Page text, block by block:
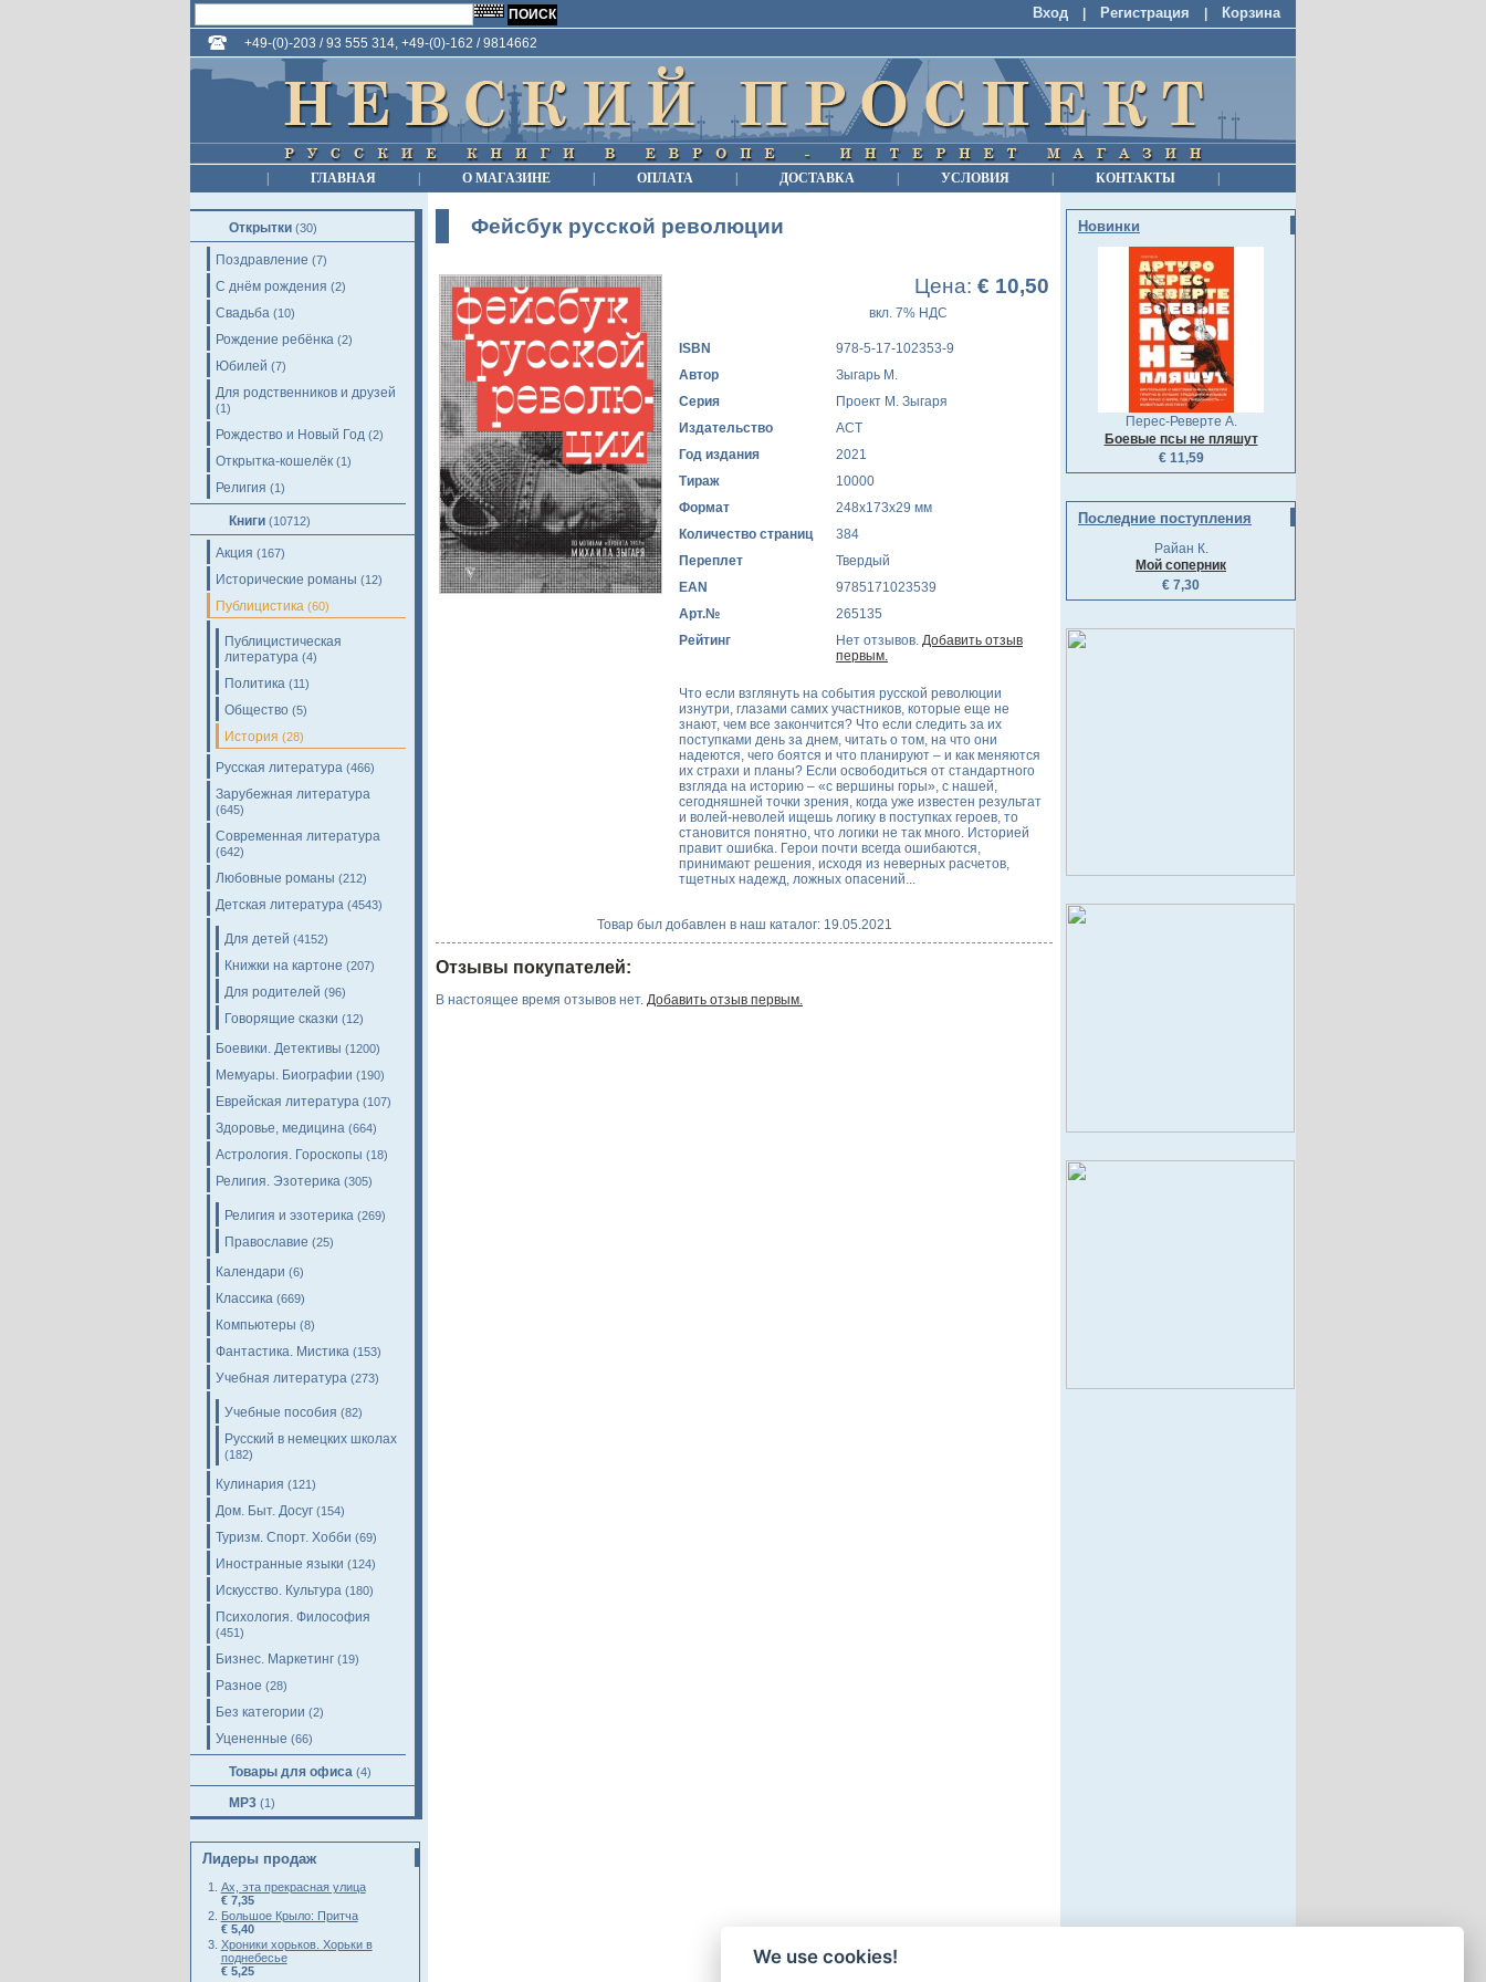
Вход Регистрация Корзина
+49-(0)-203 / 93 555 314, +49-(0)-162 / 9814662
ГЛАВНАЯ О МАГАЗИНЕ ОПЛАТА ДОСТАВКА УСЛОВИЯ КОНТАКТЫ
Открытки (30)
Поздравление (7)
С днём рождения (2)
Свадьба (10)
Рождение ребёнка (2)
Юбилей (7)
Для родственников и друзей
(1)
Рождество и Новый Год (2)
Открытка-кошелёк (1)
Религия (1)
Книги (10712)
Акция (167)
Исторические романы (12)
Публицистика (60)
Публицистическая
литература (4)
Политика (11)
Общество (5)
История (28)
Русская литература (466)
Зарубежная литература
(645)
Современная литература
(642)
Любовные романы (212)
Детская литература (4543)
Для детей (4152)
Книжки на картоне (207)
Для родителей (96)
Говорящие сказки (12)
Боевики. Детективы (1200)
Мемуары. Биографии (190)
Еврейская литература (107)
Здоровье, медицина (664)
Астрология. Гороскопы (18)
Религия. Эзотерика (305)
Религия и эзотерика (269)
Православие (25)
Календари (6)
Классика (669)
Компьютеры (8)
Фантастика. Мистика (153)
Учебная литература (273)
Учебные пособия (82)
Русский в немецких школах
(182)
Кулинария (121)
Дом. Быт. Досуг (154)
Туризм. Спорт. Хобби (69)
Иностранные языки (124)
Искусство. Культура (180)
Психология. Философия
(451)
Бизнес. Маркетинг (19)
Разное (28)
Без категории (2)
Уцененные (66)
Товары для офиса (4)
MP3 (1)
Лидеры продаж
Ах, эта прекрасная улица
€ 7,35
Большое Крыло: Притча
€ 5,40
Хроники хорьков. Хорьки в
поднебесье
€ 5,25
Фейсбук русской революции
Цена: € 10,50
вкл. 7% НДС
ISBN
978-5-17-102353-9
Автор
Зыгарь М.
Серия
Проект М. Зыгаря
Издательство
АСТ
Год издания
2021
Тираж
10000
Формат
248x173x29 мм
Количество страниц
384
Переплет
Твердый
EAN
9785171023539
Арт.№
265135
Рейтинг
Нет отзывов. Добавить отзыв
первым.
Что если взглянуть на события русской революции
изнутри, глазами самих участников, которые еще не
знают, чем все закончится? Что если следить за их
поступками день за днем, читать о том, на что они
надеются, чего боятся и что планируют – и как меняются
их страхи и планы? Если освободиться от стандартного
взгляда на историю – «с вершины горы», с нашей,
сегодняшней точки зрения, когда уже известен результат
и волей-неволей ищешь логику в поступках героев, то
становится понятно, что логики не так много. Историей
правит ошибка. Герои почти всегда ошибаются,
принимают решения, исходя из неверных расчетов,
тщетных надежд, ложных опасений...
Товар был добавлен в наш каталог: 19.05.2021
Отзывы покупателей:
В настоящее время отзывов нет. Добавить отзыв первым.
Новинки
Перес-Реверте А.
Боевые псы не пляшут
€ 11,59
Последние поступления
Райан К.
Мой соперник
€ 7,30
We use cookies!